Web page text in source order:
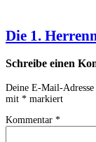
Die 1.
Schreibe einen
Deine E-Mail-
mit * markiert
Kommentar *